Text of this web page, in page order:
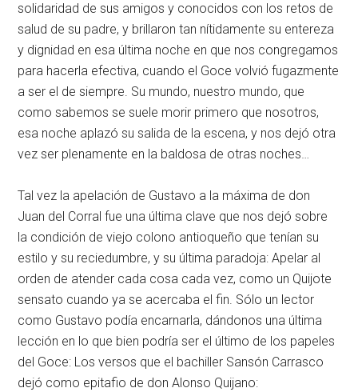
solidaridad de sus amigos y conocidos con los retos de
salud de su padre, y brillaron tan nítidamente su entereza
y dignidad en esa última noche en que nos congregamos
para hacerla efectiva, cuando el Goce volvió fugazmente
a ser el de siempre. Su mundo, nuestro mundo, que
como sabemos se suele morir primero que nosotros,
esa noche aplazó su salida de la escena, y nos dejó otra
vez ser plenamente en la baldosa de otras noches…
Tal vez la apelación de Gustavo a la máxima de don
Juan del Corral fue una última clave que nos dejó sobre
la condición de viejo colono antioqueño que tenían su
estilo y su reciedumbre, y su última paradoja: Apelar al
orden de atender cada cosa cada vez, como un Quijote
sensato cuando ya se acercaba el fin. Sólo un lector
como Gustavo podía encarnarla, dándonos una última
lección en lo que bien podría ser el último de los papeles
del Goce: Los versos que el bachiller Sansón Carrasco
dejó como epitafio de don Alonso Quijano: